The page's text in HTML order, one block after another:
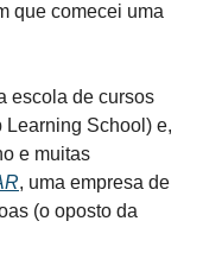
que comecei uma
escola de cursos
School) e,
e muitas
, uma empresa de
(o oposto da